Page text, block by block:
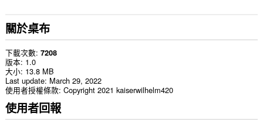
關於桌布
下載次數 7208
版本 1.0
大小 13.8 MB
Last update March 29, 2022
使用者授權條款 Copyright 2021 kaiserwilhelm420
使用者回報